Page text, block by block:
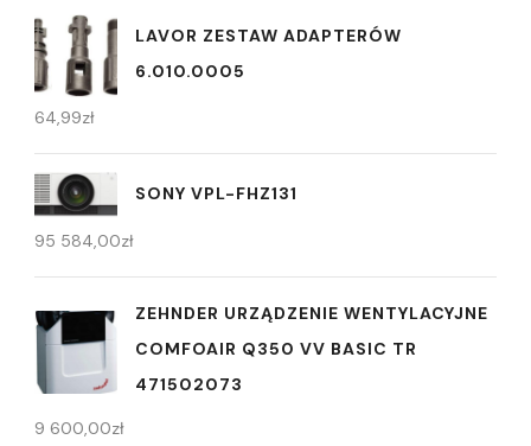
LAVOR ZESTAW ADAPTERÓW
6.010.0005
64,99zł
SONY VPL-FHZ131
95 584,00zł
ZEHNDER URZĄDZENIE WENTYLACYJNE
COMFOAIR Q350 VV BASIC TR
471502073
9 600,00zł